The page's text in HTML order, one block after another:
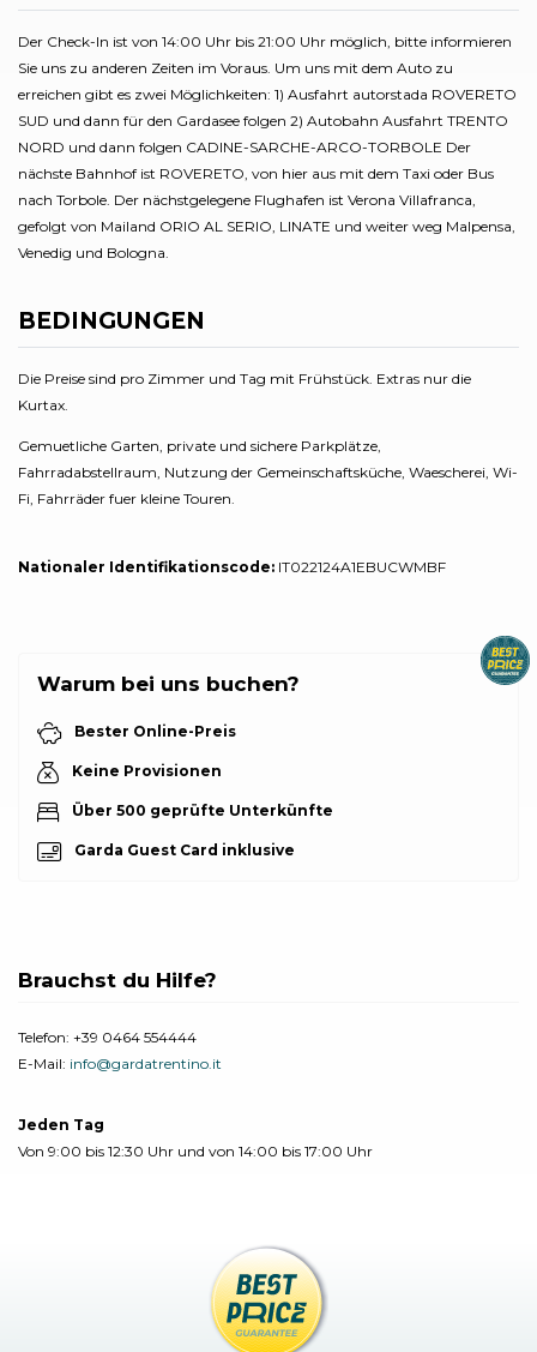
Der Check-In ist von 14:00 Uhr bis 21:00 Uhr möglich, bitte informieren
Sie uns zu anderen Zeiten im Voraus. Um uns mit dem Auto zu
erreichen gibt es zwei Möglichkeiten: 1) Ausfahrt autorstada ROVERETO
SUD und dann für den Gardasee folgen 2) Autobahn Ausfahrt TRENTO
NORD und dann folgen CADINE-SARCHE-ARCO-TORBOLE Der
nächste Bahnhof ist ROVERETO, von hier aus mit dem Taxi oder Bus
nach Torbole. Der nächstgelegene Flughafen ist Verona Villafranca,
gefolgt von Mailand ORIO AL SERIO, LINATE und weiter weg Malpensa,
Venedig und Bologna.
BEDINGUNGEN
Die Preise sind pro Zimmer und Tag mit Frühstück. Extras nur die
Kurtax.
Gemuetliche Garten, private und sichere Parkplätze,
Fahrradabstellraum, Nutzung der Gemeinschaftsküche, Waescherei, Wi-
Fi, Fahrräder fuer kleine Touren.
Nationaler Identifikationscode: IT022124A1EBUCWMBF
Warum bei uns buchen?
Bester Online-Preis
Keine Provisionen
Über 500 geprüfte Unterkünfte
Garda Guest Card inklusive
Brauchst du Hilfe?
Telefon: +39 0464 554444
E-Mail: info@gardatrentino.it
Jeden Tag
Von 9:00 bis 12:30 Uhr und von 14:00 bis 17:00 Uhr